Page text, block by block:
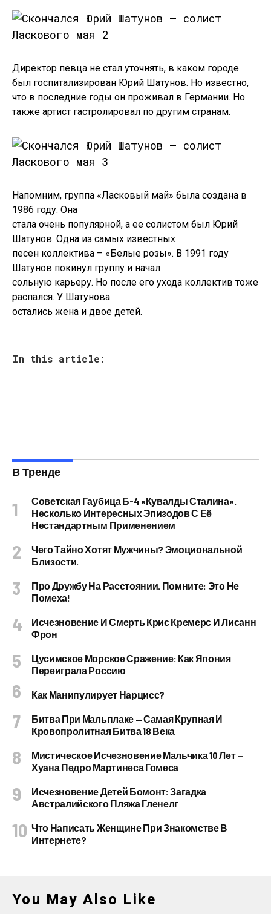
Директор певца не стал уточнять, в каком городе
был госпитализирован Юрий Шатунов. Но известно,
что в последние годы он проживал в Германии. Но
также артист гастролировал по другим странам.
Напомним, группа «Ласковый май» была создана в
1986 году. Она
стала очень популярной, а ее солистом был Юрий
Шатунов. Одна из самых известных
песен коллектива – «Белые розы». В 1991 году
Шатунов покинул группу и начал
сольную карьеру. Но после его ухода коллектив тоже
распался. У Шатунова
остались жена и двое детей.
In this article:
В Тренде
Советская Гаубица Б-4 «Кувалды Сталина».
Несколько Интересных Эпизодов С Её
Нестандартным Применением
Чего Тайно Хотят Мужчины? Эмоциональной
Близости.
Про Дружбу На Расстоянии. Помните: Это Не
Помеха!
Исчезновение И Смерть Крис Кремерс И Лисанн
Фрон
Цусимское Морское Сражение: Как Япония
Переиграла Россию
Как Манипулирует Нарцисс?
Битва При Мальплаке — Самая Крупная И
Кровопролитная Битва 18 Века
Мистическое Исчезновение Мальчика 10 Лет —
Хуана Педро Мартинеса Гомеса
Исчезновение Детей Бомонт: Загадка
Австралийского Пляжа Гленелг
Что Написать Женщине При Знакомстве В
Интернете?
You May Also Like